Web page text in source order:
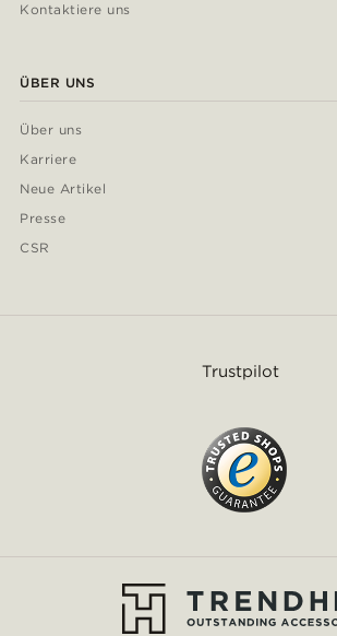
Kontaktiere uns
ÜBER UNS
Über uns
Karriere
Neue Artikel
Presse
CSR
Trustpilot